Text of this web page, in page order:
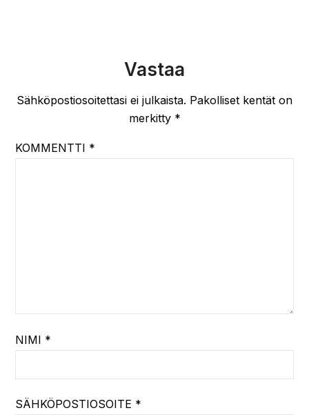
Vastaa
Sähköpostiosoitettasi ei julkaista. Pakolliset kentät on
merkitty *
KOMMENTTI *
NIMI *
SÄHKÖPOSTIOSOITE *